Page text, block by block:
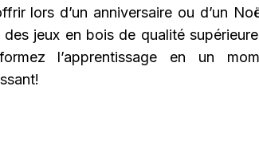
lors d’un anniversaire ou d’un
des jeux en bois de qualité
l’apprentissage en un